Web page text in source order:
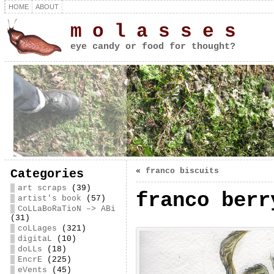
HOME ABOUT
m o l a s s e s
eye candy or food for thought?
Categories
art scraps (39)
artist's book (57)
CoLLaBoRaTioN –> ABi
(31)
coLLages (321)
digitaL (10)
doLLs (18)
EncrE (225)
eVents (45)
« franco biscuits
franco